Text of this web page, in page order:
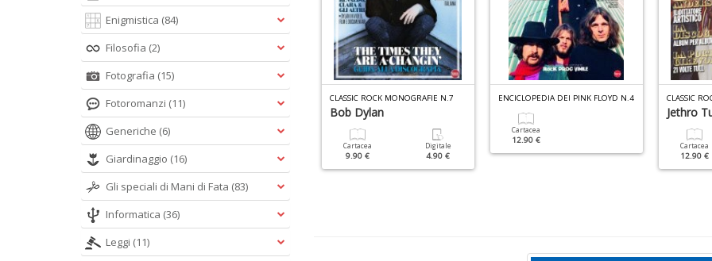
VINILE SPECIALE N.1
Guccini
Cartacea
12.90 €
Digitale
5.90 €
CLASSIC ROCK MONOGRAFIE N.7
Bob Dylan
Cartacea
9.90 €
Digitale
4.90 €
ENCICLOPEDIA DEI PINK FLOYD N.4
Cartacea
12.90 €
CLASSIC
Jethro
Cartacea
12.90 €
Enigmistica (84)
Filosofia (2)
Fotografia (15)
Fotoromanzi (11)
Generiche (6)
Giardinaggio (16)
Gli speciali di Mani di Fata (83)
Informatica (36)
Leggi (11)